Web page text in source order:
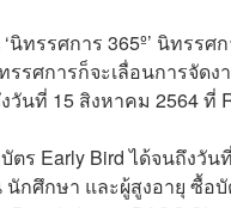
ทรรศการ 365º’ นิทรร
รรศการก็จะเลื่อนการจั
นที่ 15 สิงหาคม 2564 ที่
ตร Early Bird ได้จนถึงวั
กศึกษา และผู้สูงอายุ ซื้อบั